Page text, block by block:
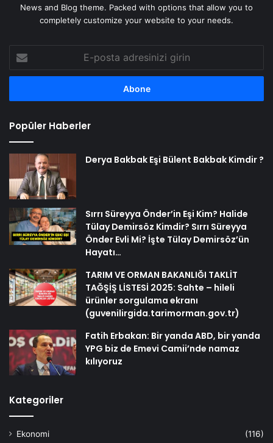
News and Blog theme. Packed with options that allow you to
completely customize your website to your needs.
posta
adresinizi
Popüler Haberler
Derya Bakbak Eşi Bülent Bakbak Kimdir ?
Sırrı Süreyya Önder’in Eşi Kim? Halide
Tülay Demirsöz Kimdir? Sırrı Süreyya
Önder Evli Mi? İşte Tülay Demirsöz’ün
Hayatı…
TARIM VE ORMAN BAKANLIĞI TAKLİT
TAĞŞİŞ LİSTESİ 2025: Sahte – hileli
ürünler sorgulama ekranı
(guvenilirgida.tarimorman.gov.tr)
Fatih Erbakan: Bir yanda ABD, bir yanda
YPG biz de Emevi Camii’nde namaz
kılıyoruz
Kategoriler
Ekonomi
(116)